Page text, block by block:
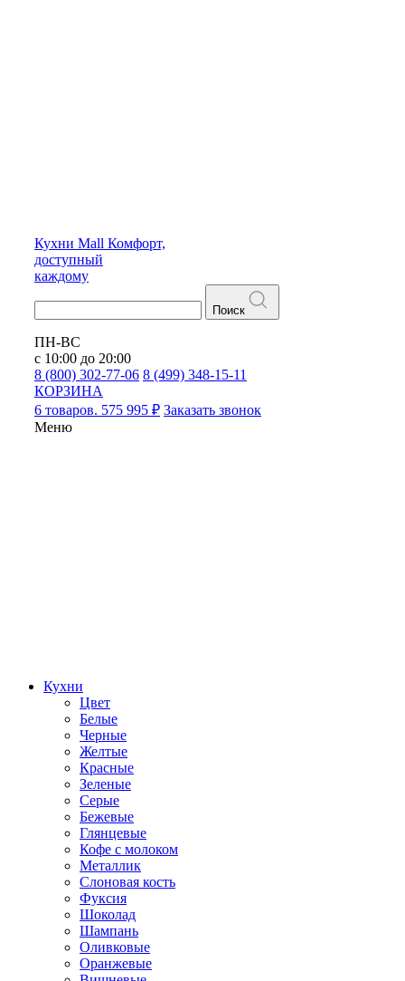
Кухни Mall Комфорт,
доступный
каждому
Поиск
ПН-ВС
с 10:00 до 20:00
8 (800) 302-77-06 8 (499) 348-15-11
КОРЗИНА
6 товаров. 575 995 ₽ Заказать звонок
Меню
Кухни
Цвет
Белые
Черные
Желтые
Красные
Зеленые
Серые
Бежевые
Глянцевые
Кофе с молоком
Металлик
Слоновая кость
Фуксия
Шоколад
Шампань
Оливковые
Оранжевые